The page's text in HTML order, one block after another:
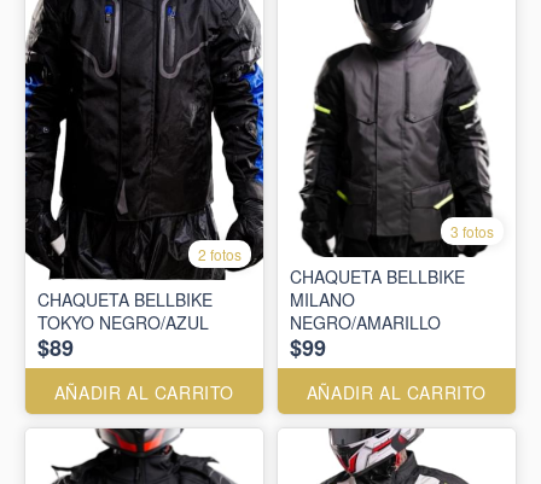
2 fotos
CHAQUETA BELLBIKE
TOKYO NEGRO/AZUL
$89
AÑADIR AL CARRITO
3 fotos
CHAQUETA BELLBIKE
MILANO
NEGRO/AMARILLO
$99
AÑADIR AL CARRITO